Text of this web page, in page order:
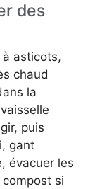
des
asticots,
chaud
la
puis
gant
évacuer les
si